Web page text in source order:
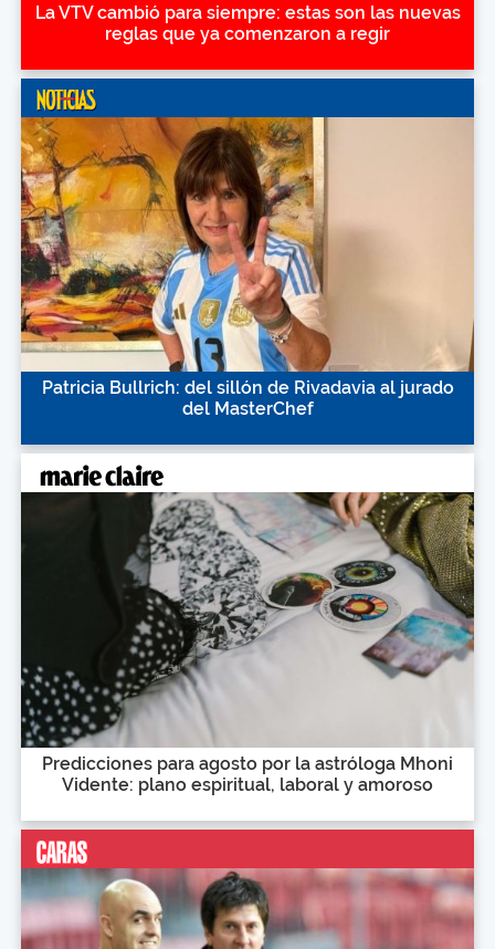
La VTV cambió para siempre: estas son las nuevas
reglas que ya comenzaron a regir
Patricia Bullrich: del sillón de Rivadavia al jurado
del MasterChef
Predicciones para agosto por la astróloga Mhoni
Vidente: plano espiritual, laboral y amoroso